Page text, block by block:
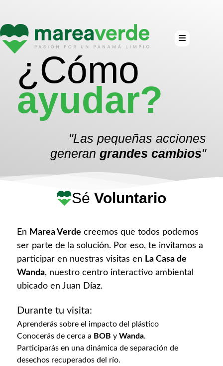
¿Cómo
ayudar?
"Las pequeñas acciones
generangrandes cambios"
Sé Voluntario
En Marea Verde creemos que todos podemos
ser parte de la solución. Por eso, te invitamos a
participar en nuestras visitas en La Casa de
Wanda, nuestro centro interactivo ambiental
ubicado en Juan Díaz.
Durante tu visita:
Aprenderás sobre el impacto del plástico
Conocerás de cerca a BOB y Wanda.
Participarás en una dinámica de separación de
desechos recuperados del río.